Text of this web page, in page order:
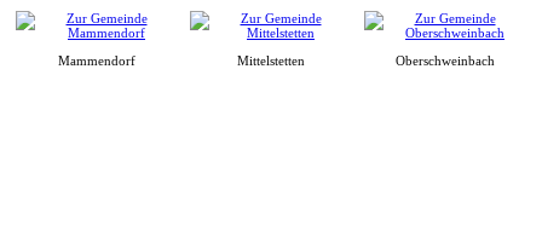
Mammendorf Mittelstetten Oberschweinbach